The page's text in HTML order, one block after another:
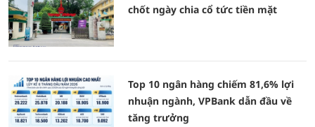
chốt ngày chia cổ tức tiền mặt
Top 10 ngân hàng chiếm 81,6% lợi
nhuận ngành, VPBank dẫn đầu về
tăng trưởng